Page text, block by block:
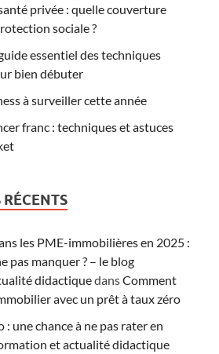
privée : quelle couverture
sociale ?
essentiel des techniques
bien débuter
à surveiller cette année
franc : techniques et astuces
les PME-immobilières en 2025 :
pas manquer ? – le blog
didactiquedansComment
avec un prêt à taux zéro
: une chance à ne pas rater en
et actualité didactique